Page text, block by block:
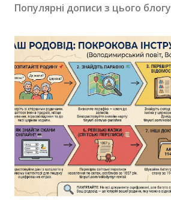
Популярні дописи з цього блогу